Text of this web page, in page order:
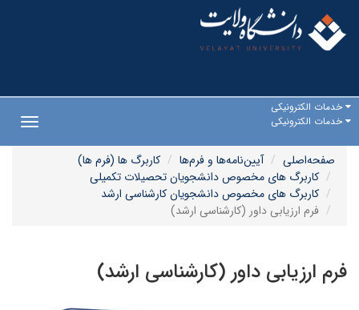
خدمات الکترونیکی
خدمات الکترونیکی
صفحه‌اصلی
آیین‌نامه‌ها و فرم‌ها
کاربرگ ها (فرم ها)
کاربرگ های مخصوص دانشجویان تحصیلات تکمیلی
کاربرگ های مخصوص دانشجویان کارشناسی ارشد
فرم ارزیابی داور (کارشناسی ارشد)
فرم ارزیابی داور (کارشناسی ارشد)